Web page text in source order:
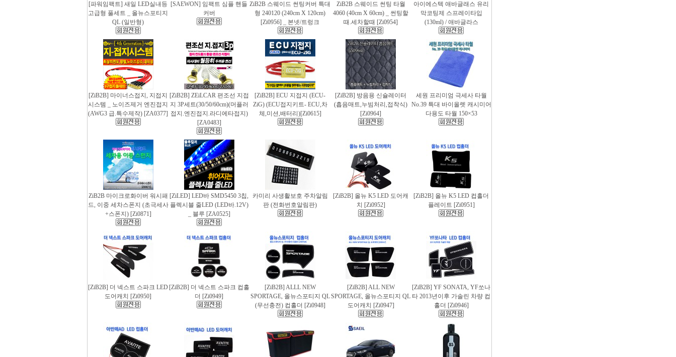
[파워임팩트] 새일 LED실내등
고급형 풀세트 _ 올뉴스포티지
QL (일반형)
[SAEWON] 임팩트 심플 핸들
커버
ZiB2B 스웨이드 썬팅커버 특대
형 240120 (240cm X 120cm)
[Zi0956] _ 본넷/트렁크
ZiB2B 스웨이드 썬팅 타월
4060 (40cm X 60cm) _ 썬팅할
때.세차할때 [Zi0954]
아이에스텍 애바글래스 유리
막코팅제 스프레이타입
(130ml) / 애바글라스
[ZiB2B] 마이너스접지, 지접지
시스템 _ 노이즈제거 엔진접지
(AWG3 급.특수제작) [ZA0377]
[ZiB2B] ZEiLCAR 편조선 지접
지 3P세트(30/50/60cm)(머플러
접지.엔진접지.라디에타접지)
[ZA0483]
[ZiB2B] ECU 지접지 (ECU-
ZiG) (ECU접지키트- ECU,차
체,미션,배터리)[Zi0615]
[ZiB2B] 방음용 신슐레이터
(흡음매트,누빔처리,접착식)
[Zi0964]
세원 프리미엄 극세사 타월
No.39 특대 바이올렛 캐시미어
다용도 타월 150×53
ZiB2B 마이크로화이버 워시패
드, 이중 세차스폰지 (초극세사
+스폰지) [Zi0871]
[ZiLED] LED바 SMD5450 3칩,
플렉시블 줄LED (LED바.12V)
_ 블루 [ZA0525]
카미리 사생활보호 주차알림
판 (전화번호알림판)
[ZiB2B] 올뉴 K5 LED 도어캐
치 [Zi0952]
[ZiB2B] 올뉴 K5 LED 컵홀더
플레이트 [Zi0951]
[ZiB2B] 더 넥스트 스파크 LED
도어캐치 [Zi0950]
[ZiB2B] 더 넥스트 스파크 컵홀
더 [Zi0949]
[ZiB2B] ALLL NEW
SPORTAGE, 올뉴스포티지 QL
(무선충전) 컵홀더 [Zi0948]
[ZiB2B] ALL NEW
SPORTAGE, 올뉴스포티지 QL
도어캐치 [Zi0947]
[ZiB2B] YF SONATA, YF쏘나
타 2013년이후 가솔린 차량 컵
홀더 [Zi0946]